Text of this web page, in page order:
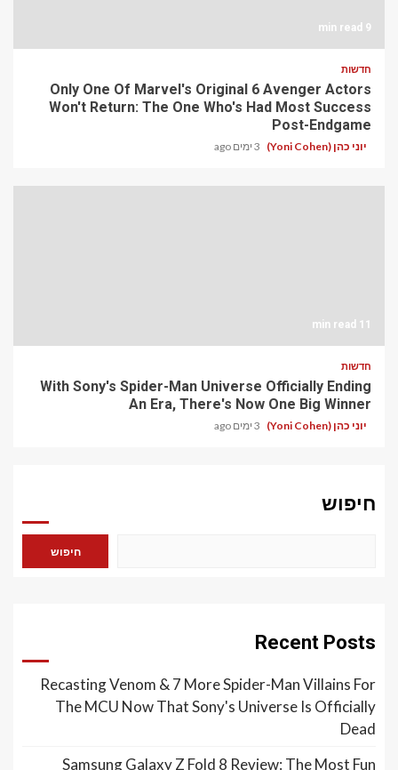
9 min read
חדשות
Only One Of Marvel's Original 6 Avenger Actors
Won't Return: The One Who's Had Most Success
Post-Endgame
יוני כהן (Yoni Cohen) 3 ימים ago
11 min read
חדשות
With Sony's Spider-Man Universe Officially Ending
An Era, There's Now One Big Winner
יוני כהן (Yoni Cohen) 3 ימים ago
חיפוש
חיפוש
Recent Posts
Recasting Venom & 7 More Spider-Man Villains For
The MCU Now That Sony's Universe Is Officially
Dead
Samsung Galaxy Z Fold 8 Review: The Most Fun